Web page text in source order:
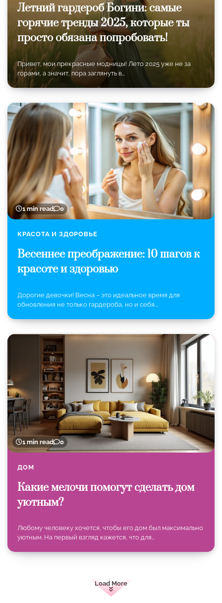
Летний гардероб Богини: самые
горячие тренды 2025, которые ты
просто обязана попробовать!
Привет, мои прекрасные модницы! Лето 2025 уже не за
горами, а значит, пора заглянуть в…
1 min read 0
КРАСОТА И ЗДОРОВЬЕ
Весеннее преображение: 10 шагов к
красоте и здоровью
Дорогие девочки! Весна – это идеальное время для
обновления не только гардероба, но и себя.…
1 min read 0
ДОМ
Какие мелочи помогут сделать дом
уютным?
Любому человеку хочется, чтобы его дом был максимально
уютным. На первый взгляд кажется, что для…
Load More